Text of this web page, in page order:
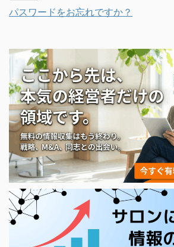
パスワードをお忘れですか？